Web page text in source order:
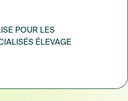
POUR LES
ÉLEVAGE